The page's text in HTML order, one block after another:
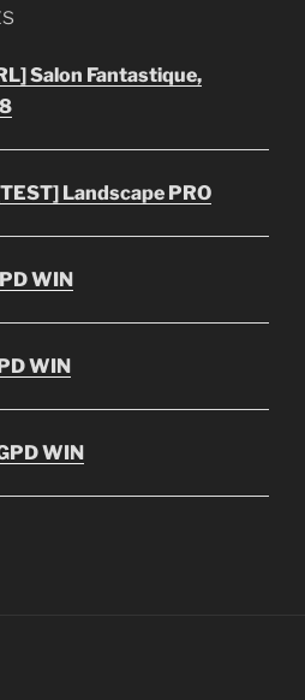
Salon Fantastique,
Landscape PRO
WIN
WIN
WIN